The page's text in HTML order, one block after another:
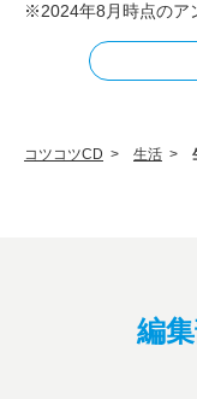
※2024年8月時点のア
コツコツCD > 生活 >
編